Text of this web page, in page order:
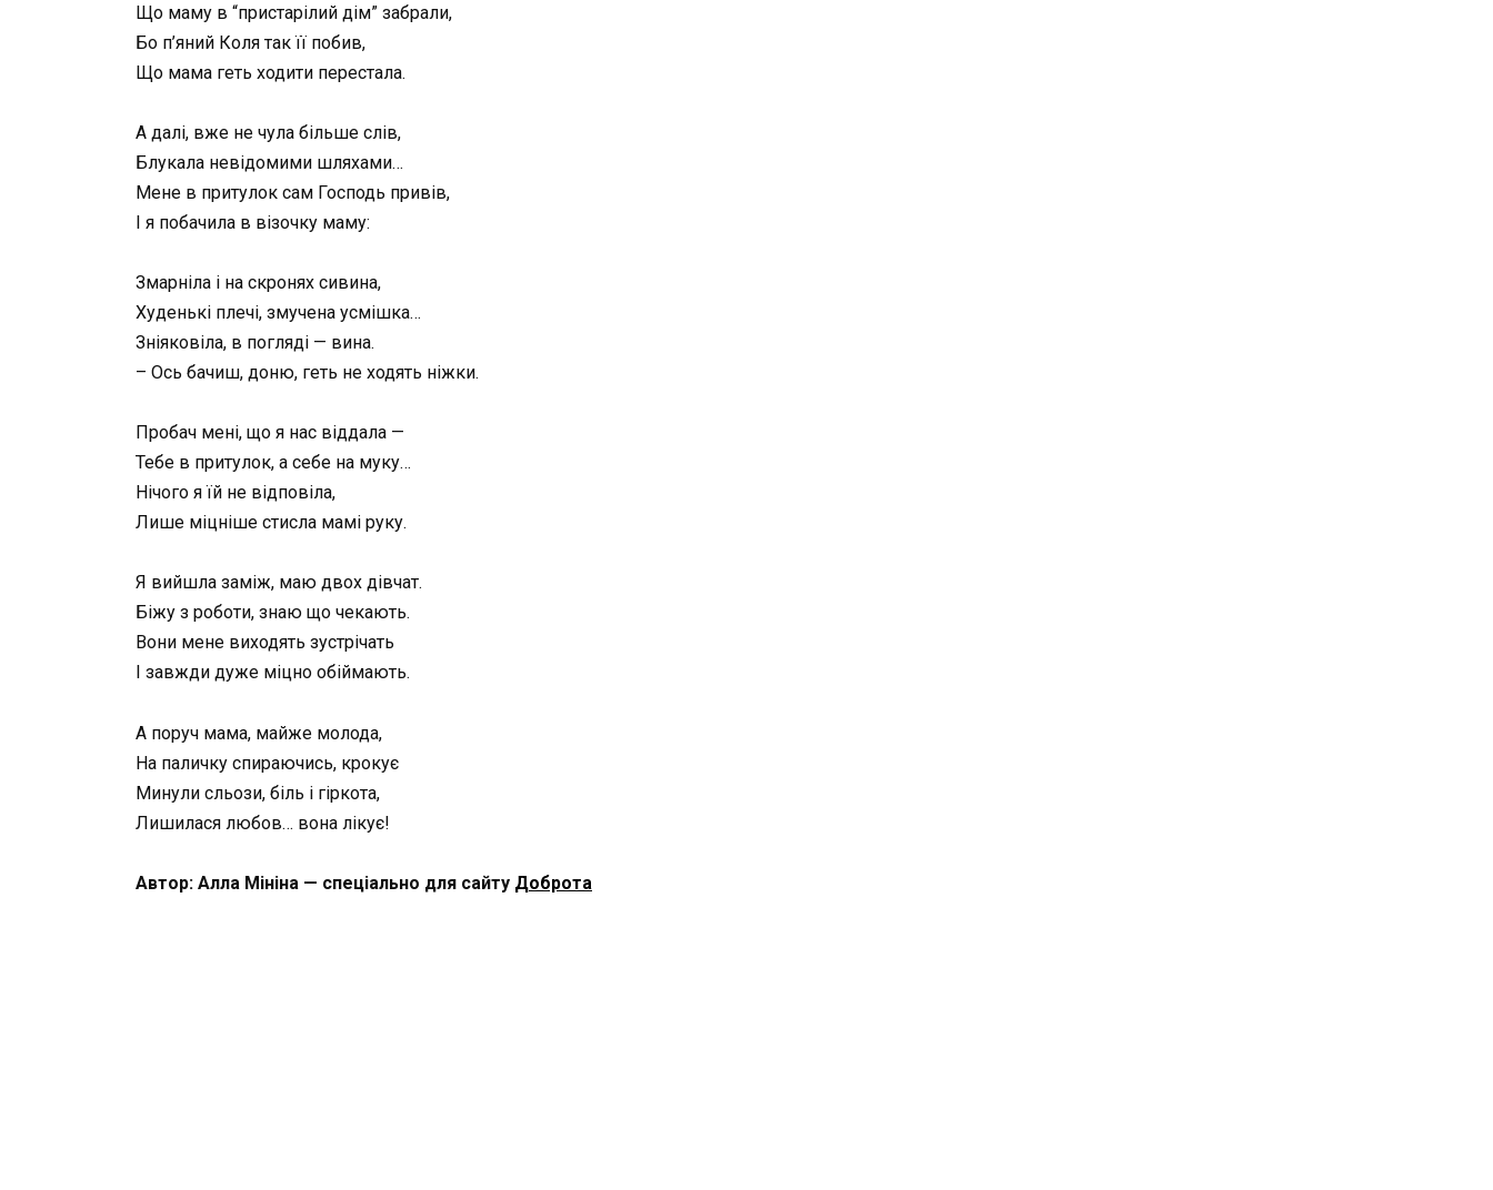
Що маму в “пристарілий дім” забрали,
Бо п’яний Коля так її побив,
Що мама геть ходити перестала.
А далі, вже не чула більше слів,
Блукала невідомими шляхами…
Мене в притулок сам Господь привів,
І я побачила в візочку маму:
Змарніла і на скронях сивина,
Худенькі плечі, змучена усмішка…
Зніяковіла, в погляді — вина.
– Ось бачиш, доню, геть не ходять ніжки.
Пробач мені, що я нас віддала —
Тебе в притулок, а себе на муку…
Нічого я їй не відповіла,
Лише міцніше стисла мамі руку.
Я вийшла заміж, маю двох дівчат.
Біжу з роботи, знаю що чекають.
Вони мене виходять зустрічать
І завжди дуже міцно обіймають.
А поруч мама, майже молода,
На паличку спираючись, крокує
Минули сльози, біль і гіркота,
Лишилася любов… вона лікує!
Автор: Алла Мініна — спеціально для сайту Доброта